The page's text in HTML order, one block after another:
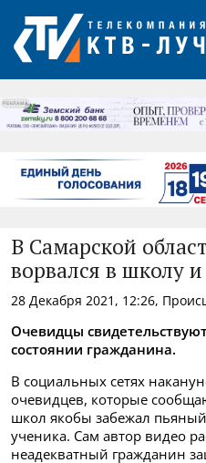
РЕКЛАМА
В Самарской
ворвался в школу
28 Декабря 2021, 12:26,
Очевидцы
состоянии гражданина.
В социальных сетях
очевидцев, которые
школ якобы забежал
ученика. Сам автор видео
неадекватный гражданин